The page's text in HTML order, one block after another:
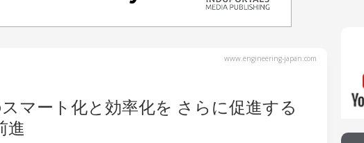
www.engineering-japan.com
マート化と効率化を さらに促進する
進